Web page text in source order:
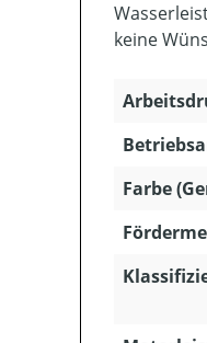
keine
Farbe